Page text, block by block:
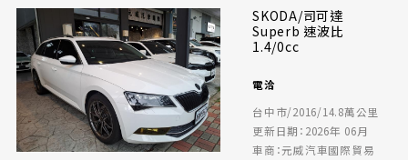
SKODA/司可達
Superb 速波比
1.4/0cc
電洽
台中市/2016/14.8萬公里
更新日期：2026年 06月
車商：元威汽車國際貿易